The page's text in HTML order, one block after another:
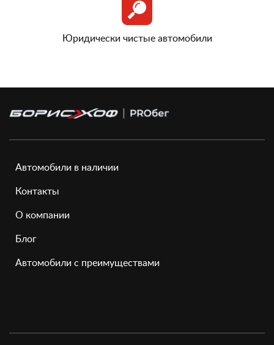
Юридически чистые автомобили
Автомобили в наличии
Контакты
О компании
Блог
Автомобили с преимуществами